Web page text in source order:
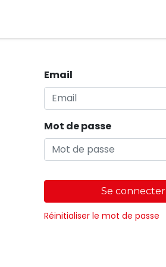
Email
Mot de passe
Se connecter
Réinitialiser le mot de passe